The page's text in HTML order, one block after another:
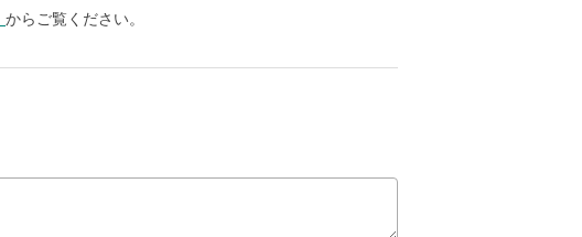
からご覧ください。